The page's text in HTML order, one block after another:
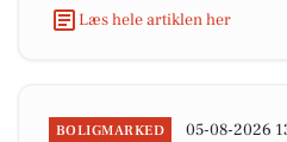
Læs hele artiklen her
BOLIGMARKED 05-08-2026